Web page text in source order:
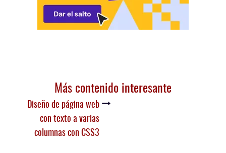
Más contenido interesante
Diseño de página web
con texto a varias
columnas con CSS3